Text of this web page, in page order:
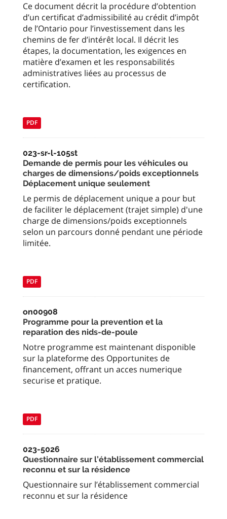
Ce document décrit la procédure d’obtention
d’un certificat d’admissibilité au crédit d’impôt
de l’Ontario pour l’investissement dans les
chemins de fer d’intérêt local. Il décrit les
étapes, la documentation, les exigences en
matière d’examen et les responsabilités
administratives liées au processus de
certification.
PDF
023-sr-l-105st
Demande de permis pour les véhicules ou
charges de dimensions/poids exceptionnels
Déplacement unique seulement
Le permis de déplacement unique a pour but
de faciliter le déplacement (trajet simple) d'une
charge de dimensions/poids exceptionnels
selon un parcours donné pendant une période
limitée.
PDF
on00908
Programme pour la prevention et la
reparation des nids-de-poule
Notre programme est maintenant disponible
sur la plateforme des Opportunites de
financement, offrant un acces numerique
securise et pratique.
PDF
023-5026
Questionnaire sur l’établissement commercial
reconnu et sur la résidence
Questionnaire sur l’établissement commercial
reconnu et sur la résidence